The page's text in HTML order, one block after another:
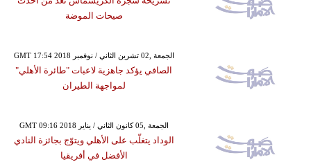
صيحات الموضة
GMT 17:54 2018 الجمعة ,02 تشرين الثاني / نوفمبر
الصافي يؤكد جاهزية لاعبات "طائرة الأهلي"
لمواجهة الطيران
GMT 09:16 2018 الجمعة ,05 كانون الثاني / يناير
الوداد يتغلّب على الأهلي ويتوّج بجائزة النادي
الأفضل في أفريقيا